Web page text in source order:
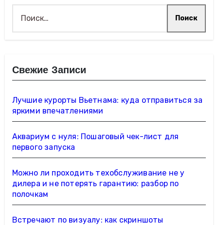
Свежие Записи
Лучшие курорты Вьетнама: куда отправиться за
яркими впечатлениями
Аквариум с нуля: Пошаговый чек-лист для
первого запуска
Можно ли проходить техобслуживание не у
дилера и не потерять гарантию: разбор по
полочкам
Встречают по визуалу: как скриншоты